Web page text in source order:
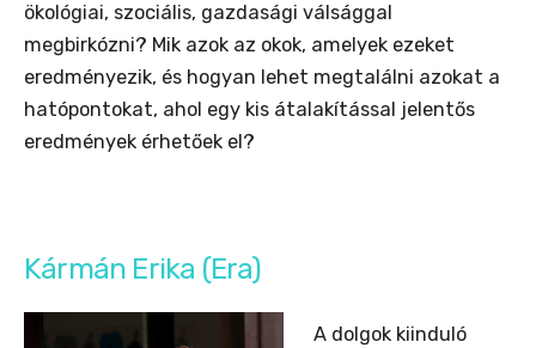
ökológiai, szociális, gazdasági válsággal
megbirkózni? Mik azok az okok, amelyek ezeket
eredményezik, és hogyan lehet megtalálni azokat a
hatópontokat, ahol egy kis átalakítással jelentős
eredmények érhetőek el?
Kármán Erika (Era)
A dolgok kiinduló